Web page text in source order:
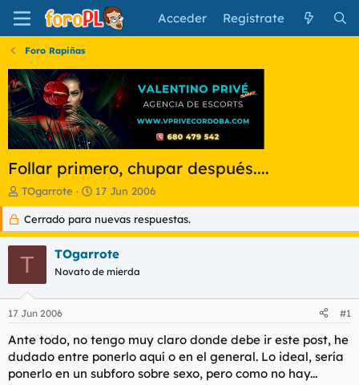
Acceder Regístrate
Foro Rapiñas
Follar primero, chupar después....
I
n
c
i
a
d
o
d
e
t
e
TOgarrote
F
e
c
h
d
e
i
o
17 Jun 2006
Cerrado para nuevas respuestas.
T TOgarrote
Novato de mierda
17 Jun 2006 #1
Ante todo, no tengo muy claro donde debe ir este post, he
dudado entre ponerlo aquí o en el general. Lo ideal, sería
ponerlo en un subforo sobre sexo, pero como no hay...